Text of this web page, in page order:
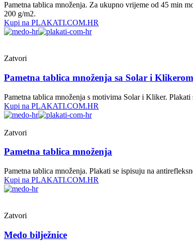
Pametna tablica množenja. Za ukupno vrijeme od 45 min
200 g/m2.
Kupi na PLAKATI.COM.HR
Zatvori
Pametna tablica množenja sa Solar i Klikerom
Pametna tablica množenja s motivima Solar i Kliker.
Kupi na PLAKATI.COM.HR
Zatvori
Pametna tablica množenja
Pametna tablica množenja. Plakati se ispisuju na
Kupi na PLAKATI.COM.HR
Zatvori
Medo bilježnice